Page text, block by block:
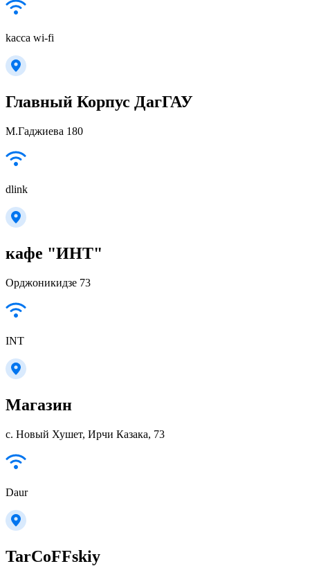
kacca wi-fi
Главный Корпус ДагГАУ
М.Гаджиева 180
dlink
кафе "ИНТ"
Орджоникидзе 73
INT
Магазин
с. Новый Хушет, Ирчи Казака, 73
Daur
TarCoFFskiy